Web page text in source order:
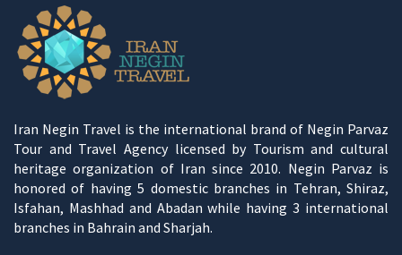
Iran Negin Travel is the international brand of Negin Parvaz
Tour and Travel Agency licensed by Tourism and cultural
heritage organization of Iran since 2010. Negin Parvaz is
honored of having 5 domestic branches in Tehran, Shiraz,
Isfahan, Mashhad and Abadan while having 3 international
branches in Bahrain and Sharjah.